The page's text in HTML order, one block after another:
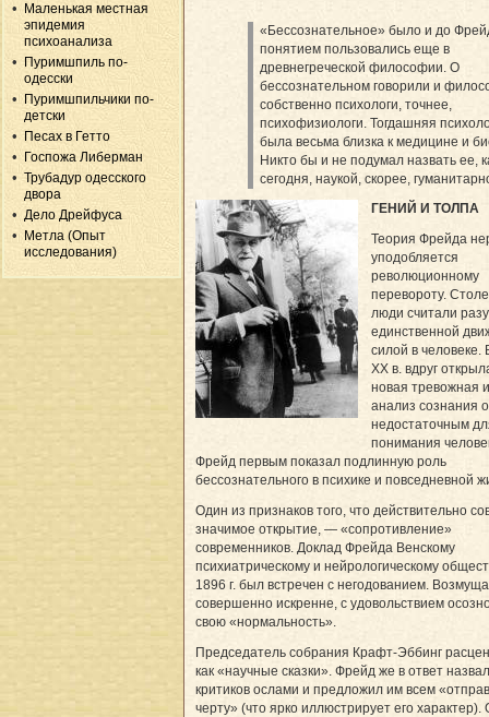
Маленькая местная
эпидемия
психоанализа
Пуримшпиль по-
одесски
Пуримшпильчики по-
детски
Песах в Гетто
Госпожа Либерман
Трубадур одесского
двора
Дело Дрейфуса
Метла (Опыт
исследования)
«Бессознательное» было и до
понятием пользовались еще в
древнегреческой философии. О
бессознательном говорили и
собственно психологи, точнее,
психофизиологи. Тогдашняя
была весьма близка к медицине и
Никто бы и не подумал назвать ее,
сегодня, наукой, скорее,
ГЕНИЙ И ТОЛПА
Теория Фрейда
уподобляется
революционному
перевороту.
люди считали
единственной
силой в человеке.
XX в. вдруг
новая тревожная
анализ сознания
недостаточным
понимания
Фрейд первым показал подлинную роль
бессознательного в психике и повседневной
Один из признаков того, что действительно
значимое открытие, — «сопротивление»
современников. Доклад Фрейда Венскому
психиатрическому и нейрологическому
1896 г. был встречен с негодованием.
совершенно искренне, с удовольствием
свою «нормальность».
Председатель собрания Крафт-Эббинг
как «научные сказки». Фрейд же в ответ
критиков ослами и предложил им всем
черту» (что ярко иллюстрирует его характер).